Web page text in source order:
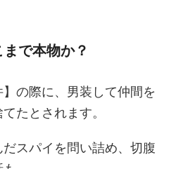
で本物か？
の際に、男装して仲間を
たとされます。
スパイを問い詰め、切腹